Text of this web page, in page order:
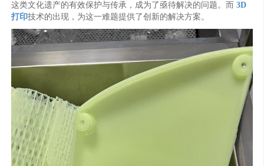
这类文化遗产的有效保护与传承，成为了亟待解决的问题。而3D
打印技术的出现，为这一难题提供了创新的解决方案。